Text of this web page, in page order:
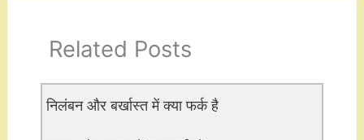
Related Posts
निलंबन और बर्खास्त में क्या फर्क है